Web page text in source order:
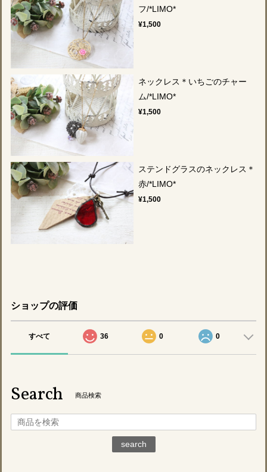
フ/*LIMO*
¥1,500
ネックレス＊いちごのチャー
ム/*LIMO*
¥1,500
ステンドグラスのネックレス＊
赤/*LIMO*
¥1,500
ショップの評価
すべて 36 0 0
Search 商品検索
search